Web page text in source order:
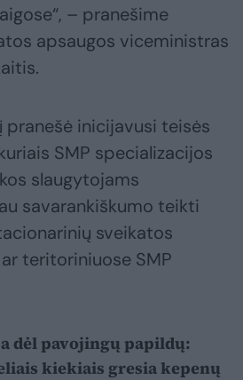
– pranešime
apsaugos viceministras
pranešė inicijavusi teisės
SMP specializacijos
slaugytojams
savarankiškumo teikti
sveikatos
teritoriniuose SMP
dėl pavojingų papildų:
kiekiais gresia kepenų